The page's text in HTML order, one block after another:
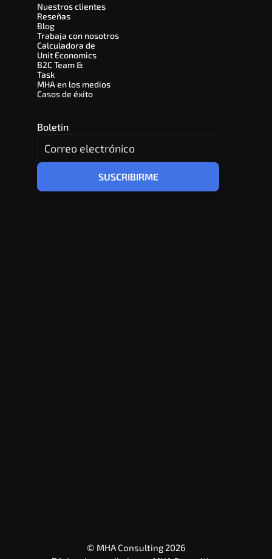
Nuestros clientes
Reseñas
Blog
Trabaja con nosotros
Calculadora de
Unit Economics
B2C Team &
Task
MHA en los medios
Casos de éxito
Boletin
© MHA Consulting 2026